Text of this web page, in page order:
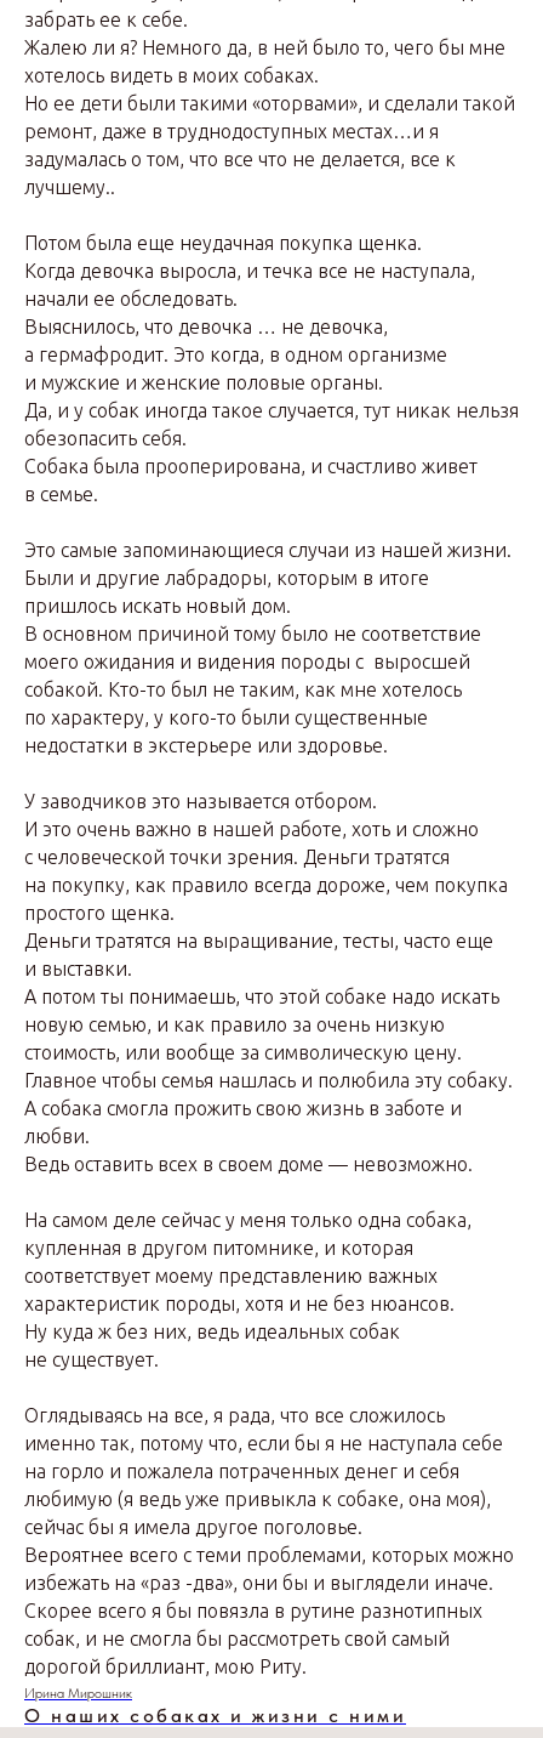
забрать ее к себе.
Жалею ли я? Немного да, в ней было то, чего бы мне
хотелось видеть в моих собаках.
Но ее дети были такими «оторвами», и сделали такой
ремонт, даже в труднодоступных местах…и я
задумалась о том, что все что не делается, все к
лучшему..
Потом была еще неудачная покупка щенка.
Когда девочка выросла, и течка все не наступала,
начали ее обследовать.
Выяснилось, что девочка … не девочка,
а гермафродит. Это когда, в одном организме
и мужские и женские половые органы.
Да, и у собак иногда такое случается, тут никак нельзя
обезопасить себя.
Собака была прооперирована, и счастливо живет
в семье.
Это самые запоминающиеся случаи из нашей жизни.
Были и другие лабрадоры, которым в итоге
пришлось искать новый дом.
В основном причиной тому было не соответствие
моего ожидания и видения породы с выросшей
собакой. Кто-то был не таким, как мне хотелось
по характеру, у кого-то были существенные
недостатки в экстерьере или здоровье.
У заводчиков это называется отбором.
И это очень важно в нашей работе, хоть и сложно
с человеческой точки зрения. Деньги тратятся
на покупку, как правило всегда дороже, чем покупка
простого щенка.
Деньги тратятся на выращивание, тесты, часто еще
и выставки.
А потом ты понимаешь, что этой собаке надо искать
новую семью, и как правило за очень низкую
стоимость, или вообще за символическую цену.
Главное чтобы семья нашлась и полюбила эту собаку.
А собака смогла прожить свою жизнь в заботе и
любви.
Ведь оставить всех в своем доме — невозможно.
На самом деле сейчас у меня только одна собака,
купленная в другом питомнике, и которая
соответствует моему представлению важных
характеристик породы, хотя и не без нюансов.
Ну куда ж без них, ведь идеальных собак
не существует.
Оглядываясь на все, я рада, что все сложилось
именно так, потому что, если бы я не наступала себе
на горло и пожалела потраченных денег и себя
любимую (я ведь уже привыкла к собаке, она моя),
сейчас бы я имела другое поголовье.
Вероятнее всего с теми проблемами, которых можно
избежать на «раз -два», они бы и выглядели иначе.
Скорее всего я бы повязла в рутине разнотипных
собак, и не смогла бы рассмотреть свой самый
дорогой бриллиант, мою Риту.
Ирина Мирошник
О наших собаках и жизни с ними